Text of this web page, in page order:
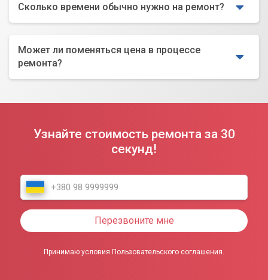
Сколько времени обычно нужно на ремонт?
Может ли поменяться цена в процессе
ремонта?
Узнайте стоимость ремонта за 30
секунд!
Перезвоните мне
Принимаю условия Пользовательского соглашения.